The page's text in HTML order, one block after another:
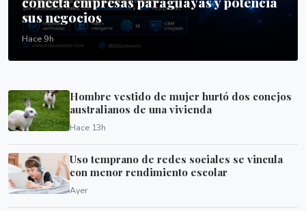
sus negocios
Hace 9h
Hombre vestido de mujer hurtó dos conejos
australianos de una vivienda
Hace 13h
Uso temprano de redes sociales se vincula
con menor rendimiento escolar
Ayer